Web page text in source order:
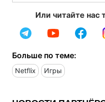
Или читайте нас
Больше по теме:
Netflix Игры